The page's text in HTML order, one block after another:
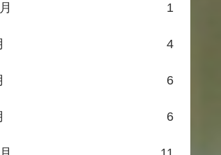
1
4
6
6